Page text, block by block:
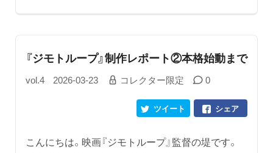
『ジモトループ』制作レポート②本格始動まで
vol.4 2026-03-23 コレクター限定 0
シェア
ツイート
こんにちは。映画『ジモトループ』監督の堤です。